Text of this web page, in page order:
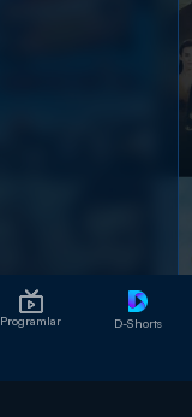
Programlar D-Shorts